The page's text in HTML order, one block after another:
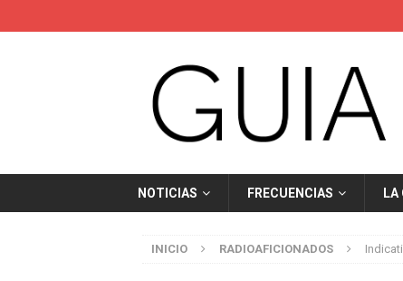
NOTICIAS FRECUENCIAS LA
INICIO RADIOAFICIONADOS